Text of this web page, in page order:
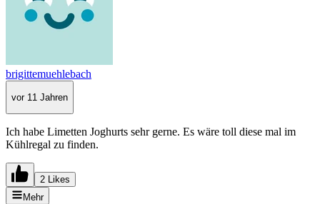
brigittemuehlebach
vor 11 Jahren
Ich habe Limetten Joghurts sehr gerne. Es wäre toll diese mal im
Kühlregal zu finden.
2 Likes
Mehr